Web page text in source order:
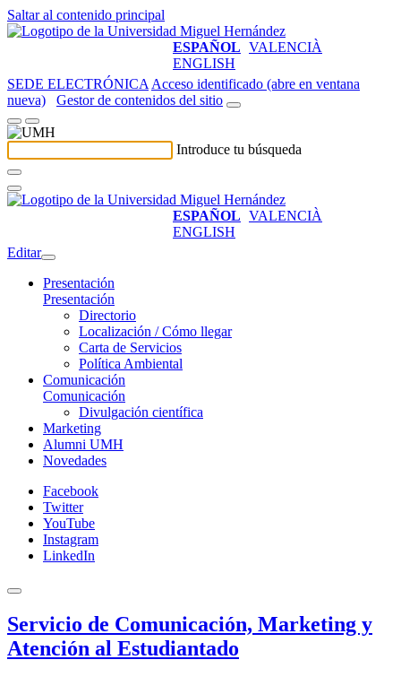
Saltar al contenido principal
ESPAÑOL VALENCIÀ
ENGLISH
SEDE ELECTRÓNICA Acceso identificado (abre en ventana
nueva)
Gestor de contenidos del sitio
Introduce tu búsqueda
ESPAÑOL VALENCIÀ
ENGLISH
Editar
Presentación
Presentación
Directorio
Localización / Cómo llegar
Carta de Servicios
Política Ambiental
Comunicación
Comunicación
Divulgación científica
Marketing
Alumni UMH
Novedades
Facebook
Twitter
YouTube
Instagram
LinkedIn
Servicio de Comunicación, Marketing y
Atención al Estudiantado